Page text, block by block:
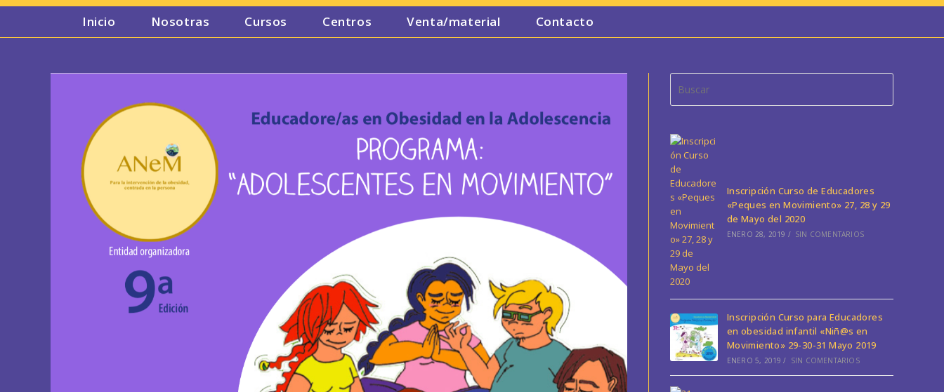
Ir
Inicio Nosotras Cursos Centros Venta/material Contacto
Inscripción Curso de Educadores
«Peques en Movimiento» 27, 28 y 29
de Mayo del 2020
ENERO 28, 2019 / SIN COMENTARIOS
Inscripción Curso para Educadores
en obesidad infantil «Niñ@s en
Movimiento» 29-30-31 Mayo 2019
ENERO 5, 2019 / SIN COMENTARIOS